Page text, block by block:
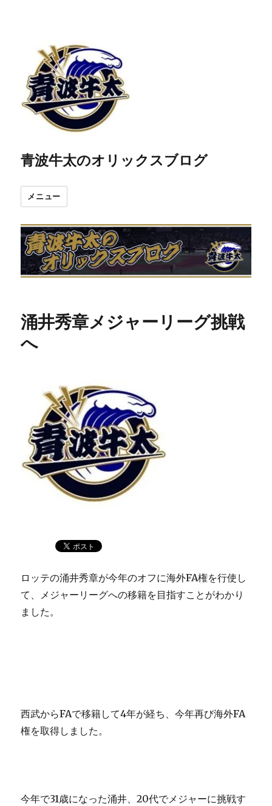
青波牛太のオリックスブログ
メニュー
涌井秀章メジャーリーグ挑戦
へ
ロッテの涌井秀章が今年のオフに海外FA権を行使し
て、メジャーリーグへの移籍を目指すことがわかり
ました。
西武からFAで移籍して4年が経ち、今年再び海外FA
権を取得しました。
今年で31歳になった涌井、20代でメジャーに挑戦す